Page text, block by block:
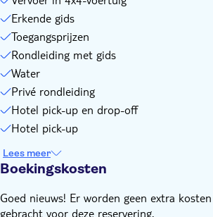
Erkende gids
Toegangsprijzen
Rondleiding met gids
Water
Privé rondleiding
Hotel pick-up en drop-off
Hotel pick-up
Lees meer
Boekingskosten
Goed nieuws! Er worden geen extra
gebracht voor deze reservering.